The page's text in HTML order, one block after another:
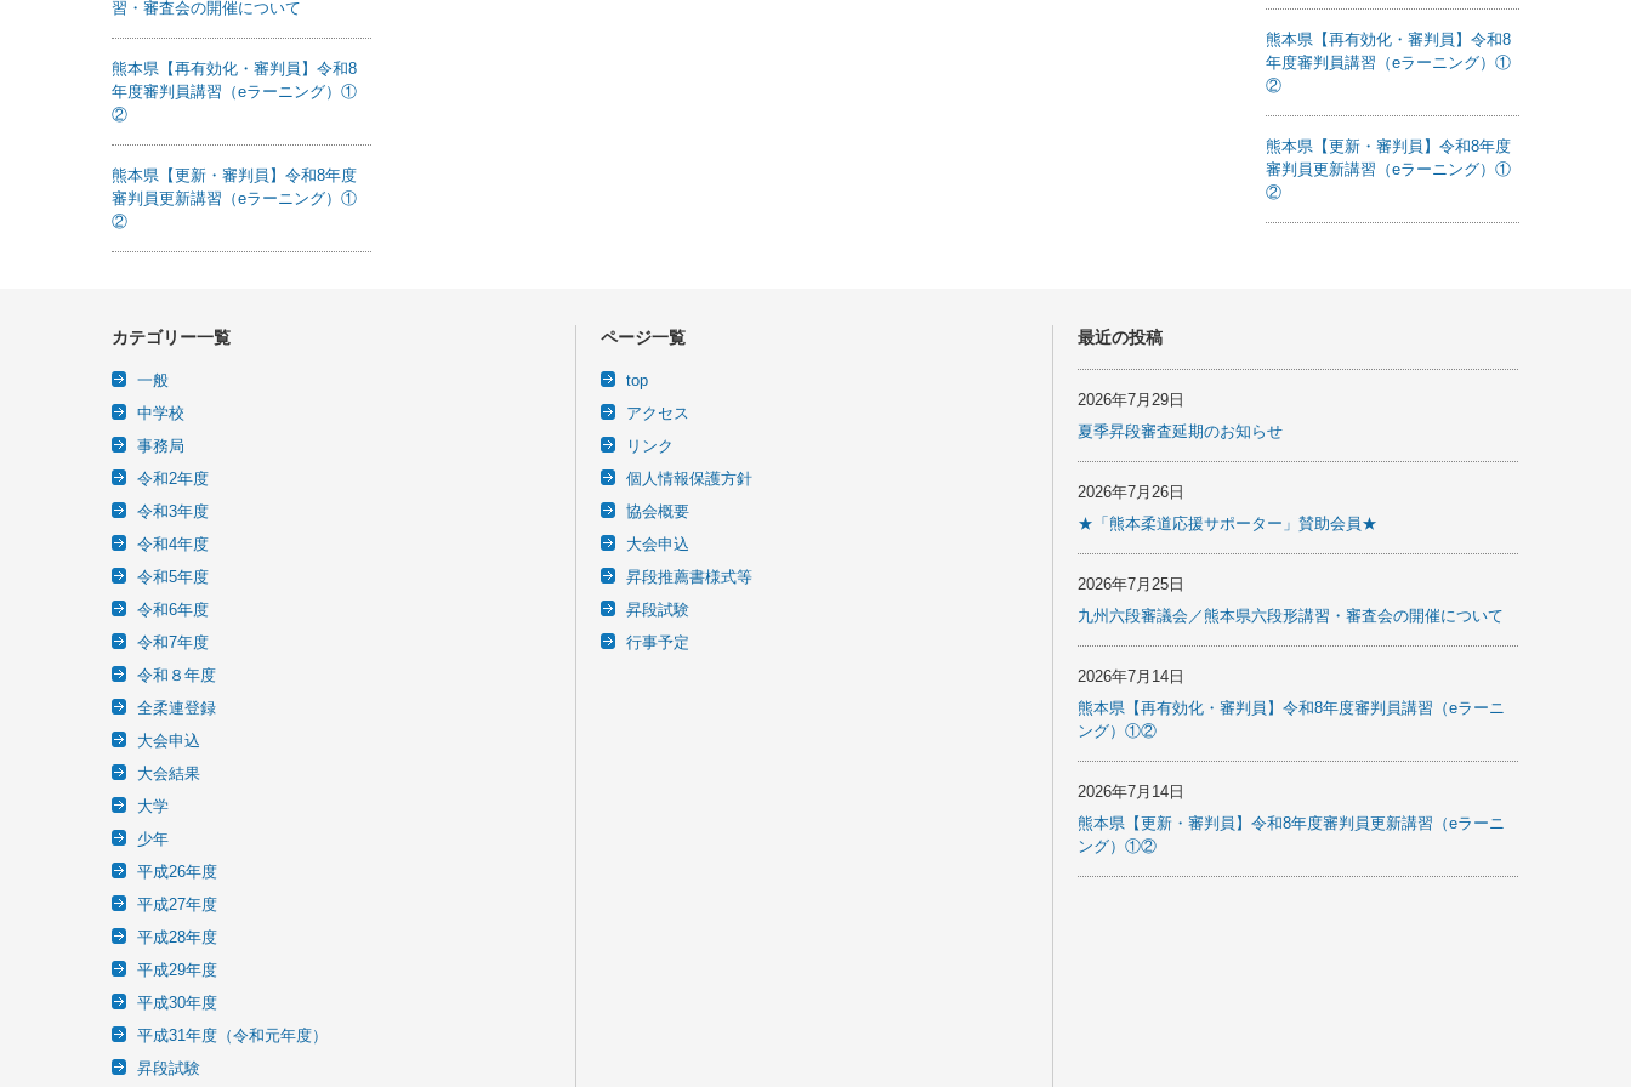
習・審査会の開催について
熊本県【再有効化・審判員】令和8
年度審判員講習（eラーニング）①
②
熊本県【更新・審判員】令和8年度
審判員更新講習（eラーニング）①
②
熊本県【再有効化・審判員】令和8
年度審判員講習（eラーニング）①
②
熊本県【更新・審判員】令和8年度
審判員更新講習（eラーニング）①
②
カテゴリー一覧
一般
中学校
事務局
令和2年度
令和3年度
令和4年度
令和5年度
令和6年度
令和7年度
令和８年度
全柔連登録
大会申込
大会結果
大学
少年
平成26年度
平成27年度
平成28年度
平成29年度
平成30年度
平成31年度（令和元年度）
昇段試験
ページ一覧
top
アクセス
リンク
個人情報保護方針
協会概要
大会申込
昇段推薦書様式等
昇段試験
行事予定
最近の投稿
2026年7月29日
夏季昇段審査延期のお知らせ
2026年7月26日
★「熊本柔道応援サポーター」賛助会員★
2026年7月25日
九州六段審議会／熊本県六段形講習・審査会の開催について
2026年7月14日
熊本県【再有効化・審判員】令和8年度審判員講習（eラーニ
ング）①②
2026年7月14日
熊本県【更新・審判員】令和8年度審判員更新講習（eラーニ
ング）①②